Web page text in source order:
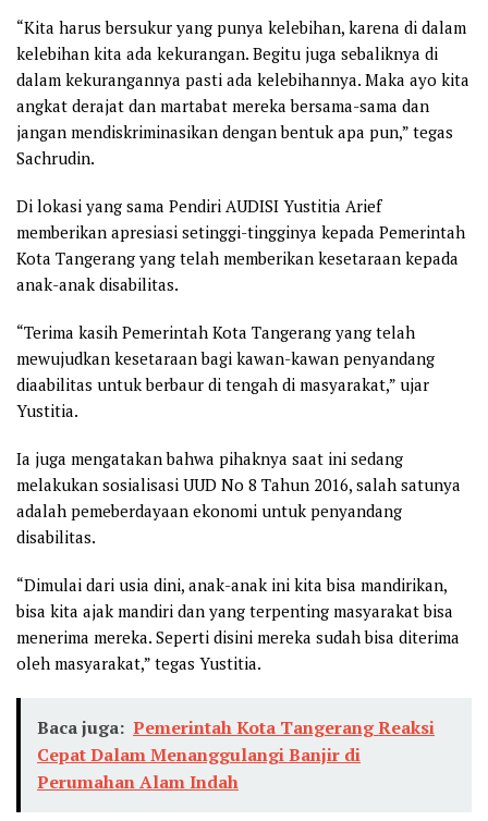
“Kita harus bersukur yang punya kelebihan, karena di dalam
kelebihan kita ada kekurangan. Begitu juga sebaliknya di
dalam kekurangannya pasti ada kelebihannya. Maka ayo kita
angkat derajat dan martabat mereka bersama-sama dan
jangan mendiskriminasikan dengan bentuk apa pun,” tegas
Sachrudin.
Di lokasi yang sama Pendiri AUDISI Yustitia Arief
memberikan apresiasi setinggi-tingginya kepada Pemerintah
Kota Tangerang yang telah memberikan kesetaraan kepada
anak-anak disabilitas.
“Terima kasih Pemerintah Kota Tangerang yang telah
mewujudkan kesetaraan bagi kawan-kawan penyandang
diaabilitas untuk berbaur di tengah di masyarakat,” ujar
Yustitia.
Ia juga mengatakan bahwa pihaknya saat ini sedang
melakukan sosialisasi UUD No 8 Tahun 2016, salah satunya
adalah pemeberdayaan ekonomi untuk penyandang
disabilitas.
“Dimulai dari usia dini, anak-anak ini kita bisa mandirikan,
bisa kita ajak mandiri dan yang terpenting masyarakat bisa
menerima mereka. Seperti disini mereka sudah bisa diterima
oleh masyarakat,” tegas Yustitia.
Baca juga: Pemerintah Kota Tangerang Reaksi
Cepat Dalam Menanggulangi Banjir di
Perumahan Alam Indah